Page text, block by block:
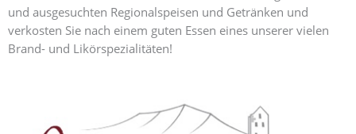
und ausgesuchten Regionalspeisen und Getränken und
verkosten Sie nach einem guten Essen eines unserer vielen
Brand- und Likörspezialitäten!